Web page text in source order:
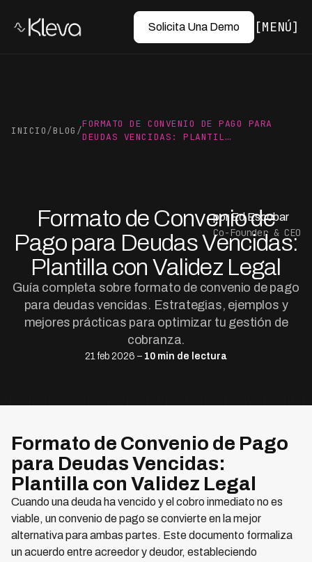
Solicita Una Demo MENÚ
INICIO/BLOG /
FORMATO DE CONVENIO DE PAGO PARA
DEUDAS VENCIDAS: PLANTIL…
Formato de Convenio de
Pago para Deudas Vencidas:
Plantilla con Validez Legal
Guía completa sobre formato de convenio de pago
para deudas vencidas. Estrategias, ejemplos y
mejores prácticas para optimizar tu gestión de
cobranza.
21 feb 2026 – 10 min de lectura
por Ed Escobar
Co-Founder & CEO
Formato de Convenio de Pago
para Deudas Vencidas:
Plantilla con Validez Legal
Cuando una deuda ha vencido y el cobro inmediato no es
viable, un convenio de pago se convierte en la mejor
alternativa para ambas partes. Este documento formaliza
un acuerdo entre acreedor y deudor, estableciendo